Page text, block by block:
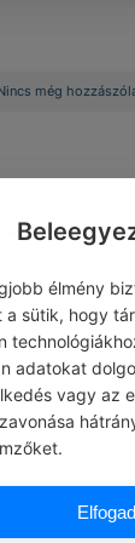
még
élmény
a sütik, hogy
adatokat
vagy az